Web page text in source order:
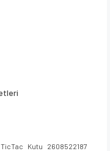
Kutu 2608522187